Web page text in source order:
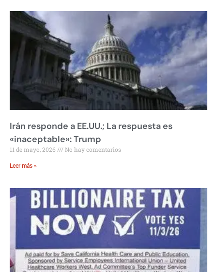
Irán responde a EE.UU.; La respuesta es
«inaceptable»: Trump
11 de mayo, 2026 No hay comentarios
Leer más »